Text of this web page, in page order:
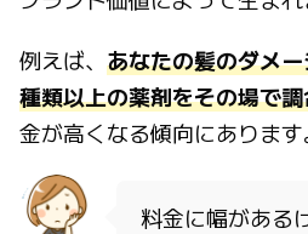
例えば、 あなたの髪のダメ
種類以上の薬剤をその場で
金が高くなる傾向にあります
料金に幅がある